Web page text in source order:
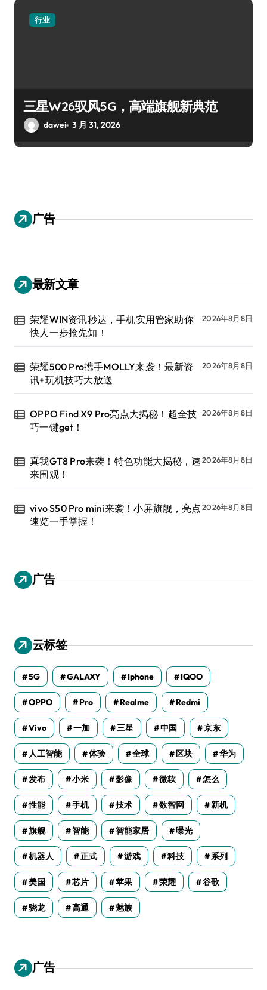
行业
三星W26驭风5G，高端旗舰新典范
dawei 3 月 31, 2026
广告
最新文章
荣耀WIN资讯秒达，手机实用管家助你
快人一步抢先知！
2026年8月8日
荣耀500 Pro携手MOLLY来袭！最新资
讯+玩机技巧大放送
2026年8月8日
OPPO Find X9 Pro亮点大揭秘！超全技
巧一键get！
2026年8月8日
真我GT8 Pro来袭！特色功能大揭秘，速
来围观！
2026年8月8日
vivo S50 Pro mini来袭！小屏旗舰，亮点
速览一手掌握！
2026年8月8日
广告
云标签
5G GALAXY Iphone IQOO
OPPO Pro Realme Redmi
Vivo 一加 三星 中国 京东
人工智能 体验 全球 区块 华为
发布 小米 影像 微软 怎么
性能 手机 技术 数智网 新机
旗舰 智能 智能家居 曝光
机器人 正式 游戏 科技 系列
美国 芯片 苹果 荣耀 谷歌
骁龙 高通 魅族
广告